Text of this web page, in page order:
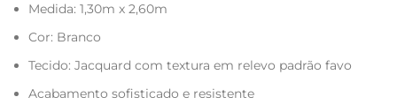
Medida: 1,30m x 2,60m
Cor: Branco
Tecido: Jacquard com textura em relevo padrão favo
Acabamento sofisticado e resistente